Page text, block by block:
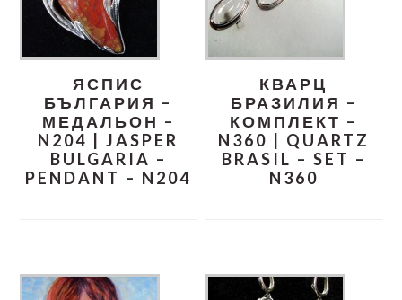
ЯСПИС
БЪЛГАРИЯ –
МЕДАЛЬОН –
N204 | JASPER
BULGARIA –
PENDANT – N204
КВАРЦ
БРАЗИЛИЯ –
КОМПЛЕКТ –
N360 | QUARTZ
BRASIL – SET –
N360